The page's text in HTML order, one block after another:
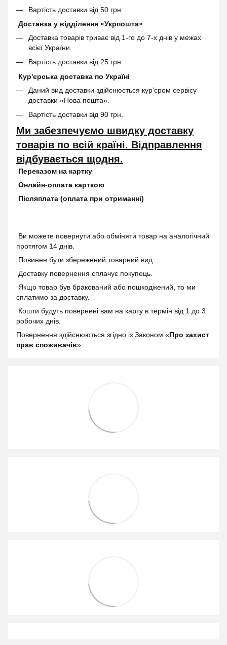
Вартість доставки від 50 грн.
Доставка у відділення «Укрпошта»
Доставка товарів триває від 1-го до 7-х днів у межах
всієї України.
Вартість доставки від 25 грн.
Кур'єрська доставка по Україні
Даний вид доставки здійснюється кур’єром сервісу
доставки «Нова пошта».
Вартість доставки від 90 грн.
Ми забезпечуємо швидку доставку
товарів по всій країні. Відправлення
відбувається щодня.
Переказом на картку
Онлайн-оплата карткою
Післяплата (оплата при отриманні)
Ви можете повернути або обміняти товар на аналогічний
протягом 14 днів.
Повинен бути збережений товарний вид.
Доставку повернення сплачує покупець.
Якщо товар був бракований або пошкоджений, то ми
сплатимо за доставку.
Кошти будуть повернені вам на карту в термін від 1 до 3
робочих днів.
Повернення здійснюються згідно із Законом «Про захист
прав споживачів»